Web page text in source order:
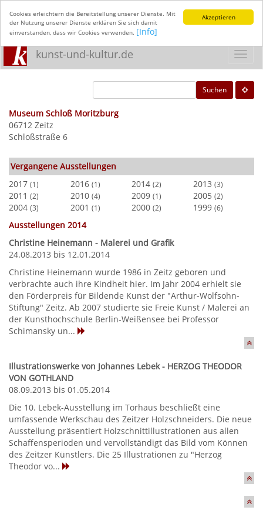
Akzeptieren
Cookies erleichtern die Bereitstellung unserer Dienste. Mit
der Nutzung unserer Dienste erklären Sie sich damit
einverstanden, dass wir Cookies verwenden. [Info]
kunst-und-kultur.de
Suchen
Museum Schloß Moritzburg
06712 Zeitz
Schloßstraße 6
Vergangene Ausstellungen
2017 (1) 2016 (1) 2014 (2) 2013 (3)
2011 (2) 2010 (4) 2009 (1) 2005 (2)
2004 (3) 2001 (1) 2000 (2) 1999 (6)
Ausstellungen 2014
Christine Heinemann - Malerei und Grafik
24.08.2013 bis 12.01.2014
Christine Heinemann wurde 1986 in Zeitz geboren und
verbrachte auch ihre Kindheit hier. Im Jahr 2004 erhielt sie
den Förderpreis für Bildende Kunst der "Arthur-Wolfsohn-
Stiftung" Zeitz. Ab 2007 studierte sie Freie Kunst / Malerei an
der Kunsthochschule Berlin-Weißensee bei Professor
Schimansky un...
Illustrationswerke von Johannes Lebek - HERZOG THEODOR
VON GOTHLAND
08.09.2013 bis 01.05.2014
Die 10. Lebek-Ausstellung im Torhaus beschließt eine
umfassende Werkschau des Zeitzer Holzschneiders. Die neue
Ausstellung präsentiert Holzschnittillustrationen aus allen
Schaffensperioden und vervollständigt das Bild vom Können
des Zeitzer Künstlers. Die 25 Illustrationen zu "Herzog
Theodor vo...